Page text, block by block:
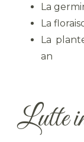
La
La
La
an
Lutte